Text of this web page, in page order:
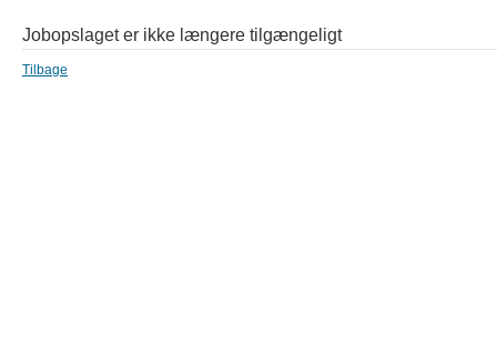
Jobopslaget er ikke længere tilgængeligt
Tilbage